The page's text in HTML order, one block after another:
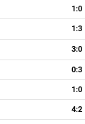
1:0
1:3
3:0
0:3
1:0
4:2